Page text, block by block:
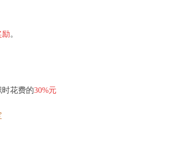
励。
花费的30%元